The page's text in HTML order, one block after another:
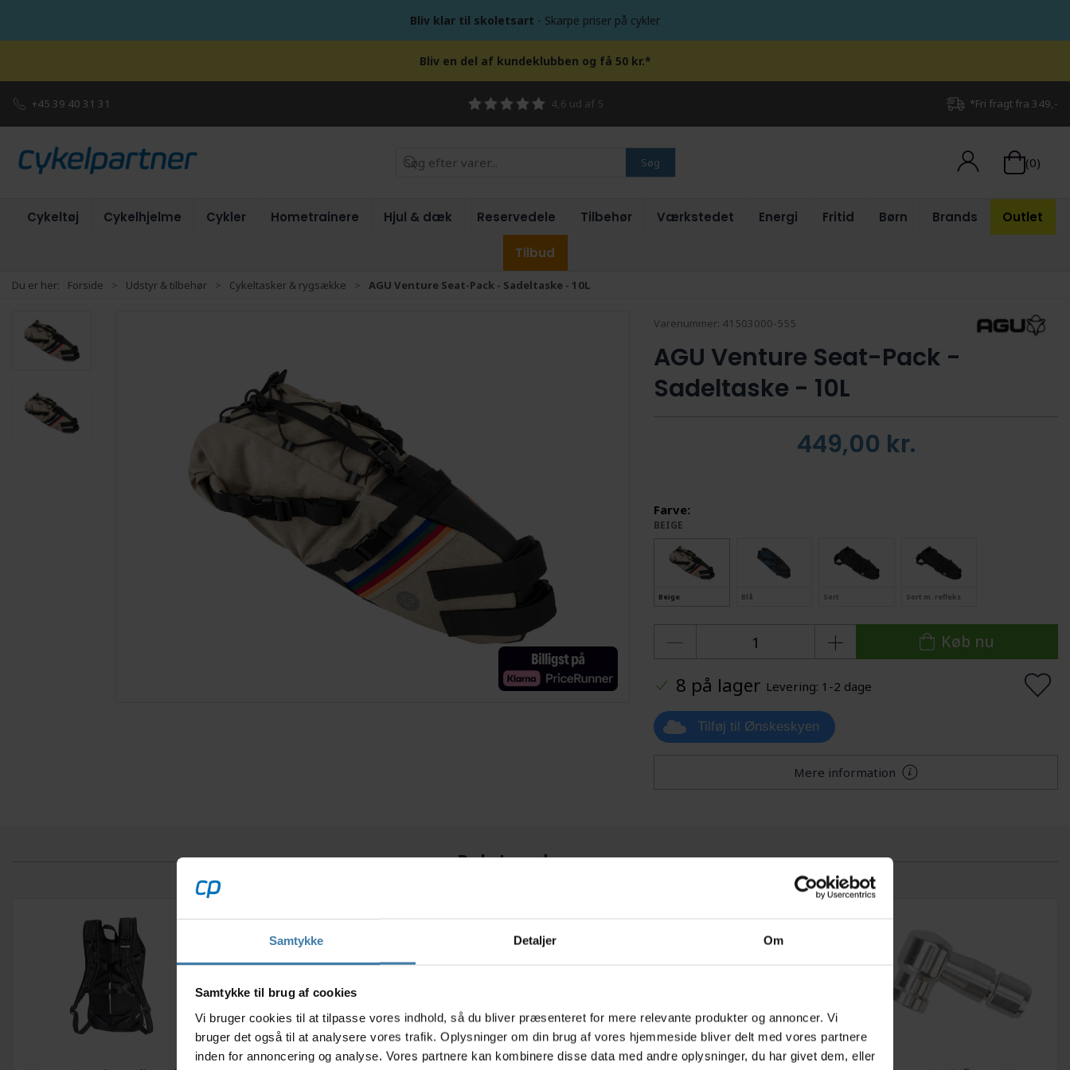
Samtykke Detaljer Om
Samtykke til brug af cookies
Vi bruger cookies til at tilpasse vores indhold, så du bliver præsenteret for mere relevante produkter og annoncer. Vi
bruger det også til at analysere vores trafik. Oplysninger om din brug af vores hjemmeside bliver delt med vores partnere
inden for annoncering og analyse. Vores partnere kan kombinere disse data med andre oplysninger, du har givet dem, eller
Bliv klar til skoletsart - Skarpe priser på cykler
Bliv en del af kundeklubben og få 50 kr.*
+45 39 40 31 31 4,6 ud af 5 *Fri fragt fra 349,-
Søg (0)
Cykeltøj Cykelhjelme Cykler Hometrainere Hjul & dæk Reservedele Tilbehør Værkstedet Energi Fritid Børn Brands Outlet
Tilbud
Du er her: Forside Udstyr & tilbehør Cykeltasker & rygsække AGU Venture Seat-Pack - Sadeltaske - 10L
Varenummer: 41503000-555
AGU Venture Seat-Pack -
Sadeltaske - 10L
449,00 kr.
Farve:
BEIGE
Beige Blå Sort Sort m. refleks
Køb nu
8 på lager Levering: 1-2 dage
Tilføj til Ønskeskyen
Mere information
Relaterede varer
MÆNGDERABAT